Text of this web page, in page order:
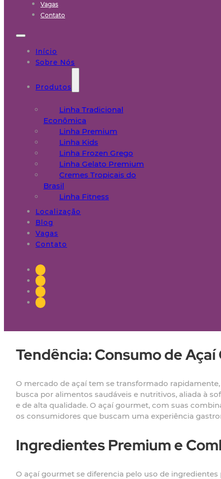
Vagas
Contato
Início
Sobre Nós
Produtos
Linha Tradicional
Econômica
Linha Premium
Linha Kids
Linha Frozen Grego
Linha Gelato Premium
Cremes Tropicais do
Brasil
Linha Fitness
Localização
Blog
Vagas
Contato
Tendência: Consumo de
O mercado de açaí tem se transformado
busca por alimentos saudáveis e nutritivos, aliada à
e de alta qualidade. O açaí gourmet, com suas
os consumidores que buscam uma experiência
Ingredientes Premium e
O açaí gourmet se diferencia pelo uso de